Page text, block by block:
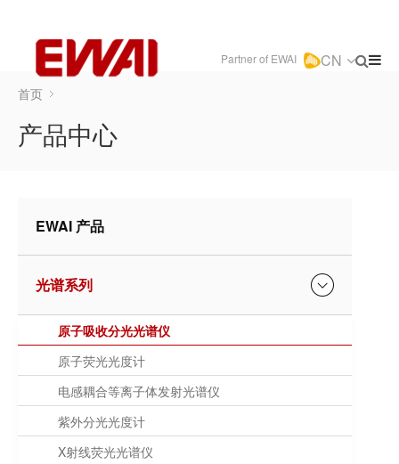
Partner of EWAI CN
首页
产品中心
EWAI 产品
光谱系列
原子吸收分光光谱仪
原子荧光光度计
电感耦合等离子体发射光谱仪
紫外分光光度计
X射线荧光光谱仪